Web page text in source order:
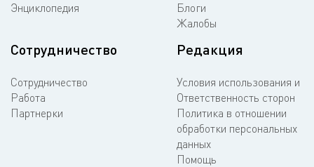
Энциклопедия
Блоги
Жалобы
Сотрудничество
Сотрудничество
Работа
Партнерки
Редакция
Условия использования и
Ответственность сторон
Политика в отношении
обработки персональных
данных
Помощь